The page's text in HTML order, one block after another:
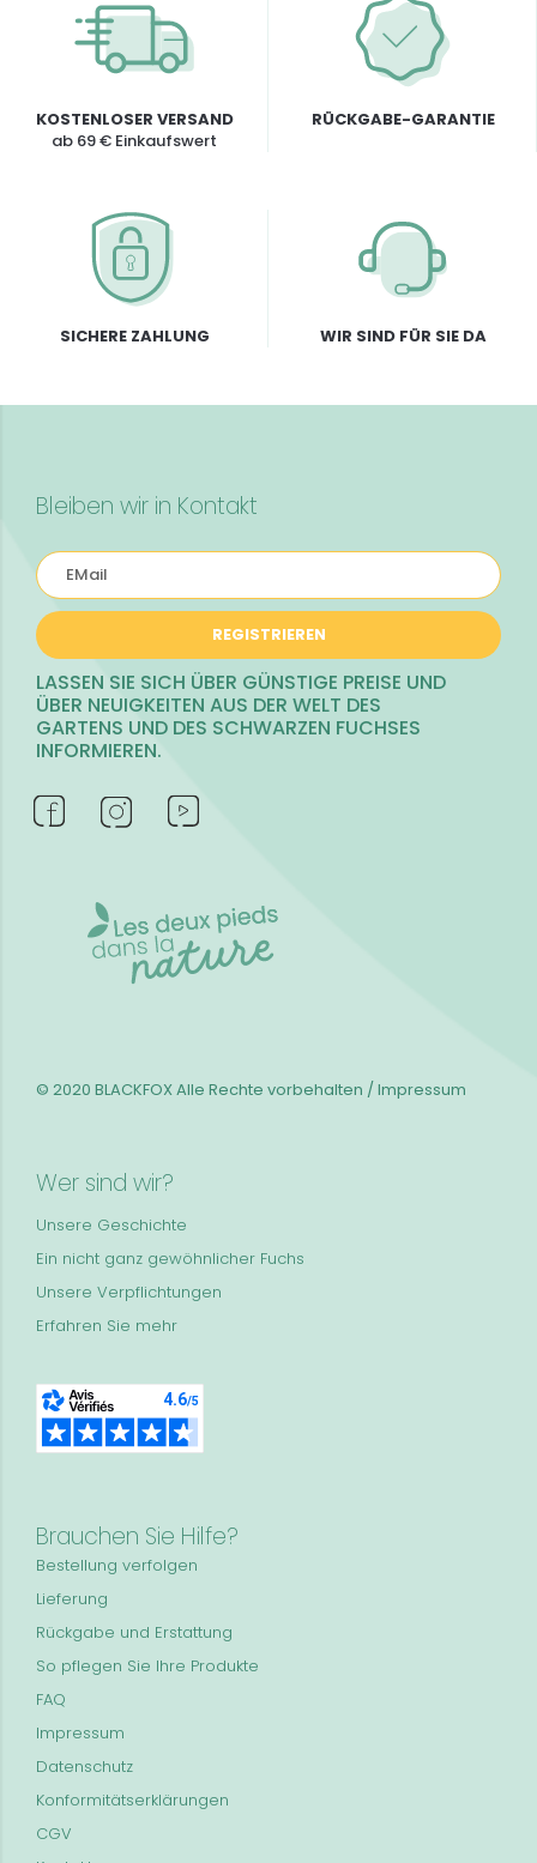
KOSTENLOSER VERSAND
ab 69 € Einkaufswert
RÜCKGABE-GARANTIE
SICHERE ZAHLUNG WIR SIND FÜR SIE DA
Bleiben wir in Kontakt
REGISTRIEREN
LASSEN SIE SICH ÜBER GÜNSTIGE PREISE UND
ÜBER NEUIGKEITEN AUS DER WELT DES
GARTENS UND DES SCHWARZEN FUCHSES
INFORMIEREN.
Wer sind wir?
Unsere Geschichte
Ein nicht ganz gewöhnlicher Fuchs
Unsere Verpflichtungen
Erfahren Sie mehr
Brauchen Sie Hilfe?
Bestellung verfolgen
Lieferung
Rückgabe und Erstattung
So pflegen Sie Ihre Produkte
FAQ
Impressum
Datenschutz
Konformitätserklärungen
CGV
© 2020 BLACKFOXAlle Rechte vorbehalten / Impressum